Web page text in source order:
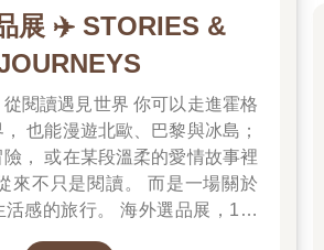
絕往來。孰知神仙有求必應，阿公給債主
展 ✈️ STORIES &
見世界 你可以走進霍格
也能漫遊北歐、巴黎與冰島；
， 或在某段溫柔的愛情故事裡
。 海外選品展，1折
，先搶先贏 週週商品更新